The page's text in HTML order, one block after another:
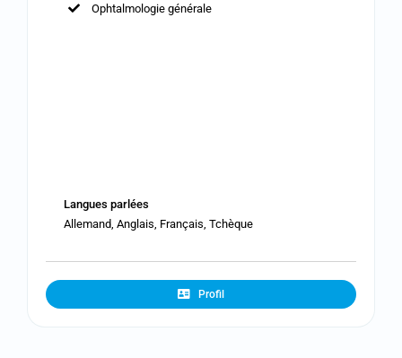
Ophtalmologie générale
Langues parlées
Allemand, Anglais, Français, Tchèque
Profil